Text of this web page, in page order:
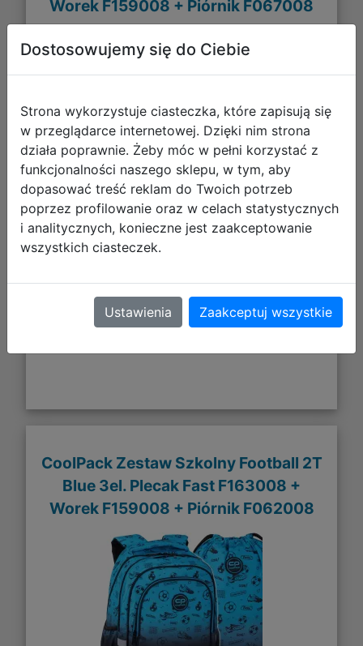
Worek F159008 + Piórnik F067008
206,55 zł
Galeria zdjęć
CoolPack Zestaw Szkolny Football 2T
Blue 3el. Plecak Fast F163008 +
Worek F159008 + Piórnik F062008
Dostosowujemy się do Ciebie
Strona wykorzystuje ciasteczka, które zapisują się
w przeglądarce internetowej. Dzięki nim strona
działa poprawnie. Żeby móc w pełni korzystać z
funkcjonalności naszego sklepu, w tym, aby
dopasować treść reklam do Twoich potrzeb
poprzez profilowanie oraz w celach statystycznych
i analitycznych, konieczne jest zaakceptowanie
wszystkich ciasteczek.
Ustawienia Zaakceptuj wszystkie